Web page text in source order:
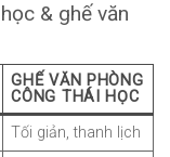
& ghế văn
GHẾ VĂN PHÒNG
CÔNG THÁI HỌC
Tối giản, thanh lịch